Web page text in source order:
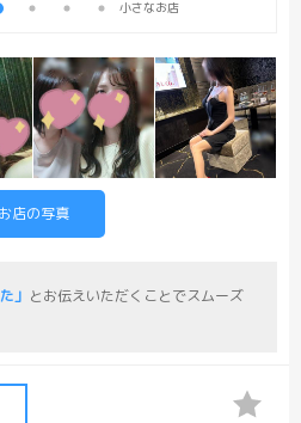
小さなお店
お店の写真
」 とお伝えいただくことでスムーズ